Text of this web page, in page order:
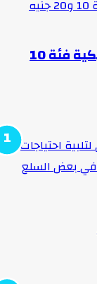
حقيقة وقف طباعة العملات البلاستيكية فئة 10